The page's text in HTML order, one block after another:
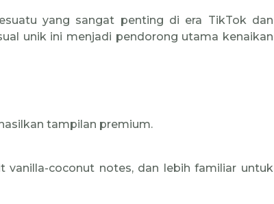
yang sangat penting di era TikTok dan
unik ini menjadi pendorong utama kenaikan
tampilan premium.
vanilla-coconut notes, dan lebih familiar untuk